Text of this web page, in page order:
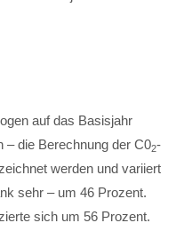
auf das Basisjahr
– die Berechnung der C02-
werden und variiert
sehr – um 46 Prozent.
sich um 56 Prozent.